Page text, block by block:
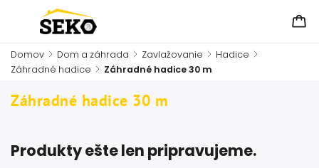
Domov / Dom a záhrada / Zavlažovanie / Hadice /
Záhradné hadice / Záhradné hadice 30 m
Záhradné hadice 30 m
Produkty ešte len pripravujeme.